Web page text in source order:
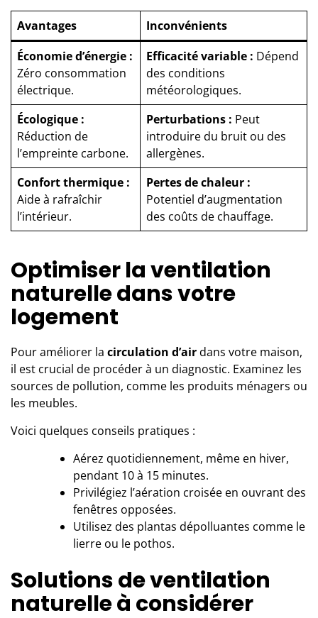
Avantages
Inconvénients
Économie d’énergie :
Zéro consommation
électrique.
Efficacité variable : Dépend
des conditions
météorologiques.
Écologique :
Réduction de
l’empreinte carbone.
Perturbations : Peut
introduire du bruit ou des
allergènes.
Confort thermique :
Aide à rafraîchir
l’intérieur.
Pertes de chaleur :
Potentiel d’augmentation
des coûts de chauffage.
Optimiser la ventilation
naturelle dans votre
logement
Pour améliorer la circulation d’airdans votre maison,
il est crucial de procéder à un diagnostic. Examinez les
sources de pollution, comme les produits ménagers ou
les meubles.
Voici quelques conseils pratiques :
Aérez quotidiennement, même en hiver,
pendant 10 à 15 minutes.
Privilégiez l’aération croisée en ouvrant des
fenêtres opposées.
Utilisez des plantas dépolluantes comme le
lierre ou le pothos.
Solutions de ventilation
naturelle à considérer